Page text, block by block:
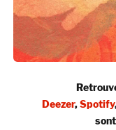
Deezer,Spotify